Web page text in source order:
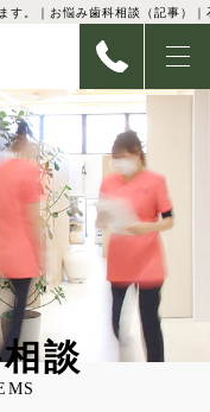
す。｜お悩み歯科相談（記事）
相談